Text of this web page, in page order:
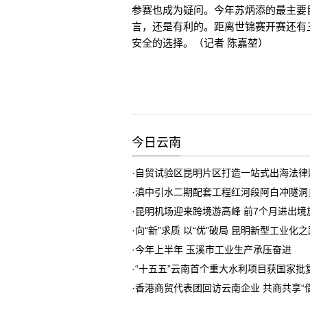
参赛也成为疑问。今年苏炳添的最主
言，还是有利的。距离世锦赛开赛还
安全的选择。（记者 陈嘉堃）
今日云南
· 自贸试验区昆明片区打造一站式出海法
·滇中引水二期配套工程红河段阿白冲隧洞
· 昆明机场迎来跨境游高峰 前7个月进出
·向“新”求质 以“优”破局 昆明新型工业化
·今年上半年 玉溪市工业生产承压奋进
·“十五五”云南首个重大水利项目获国家批
·香港商贸代表团回访云南企业 共商共享“